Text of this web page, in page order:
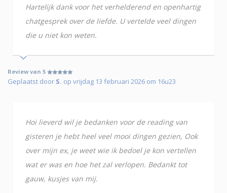
Hartelijk dank voor het verhelderend en openhartig
chatgesprek over de liefde. U vertelde veel dingen
die u niet kon weten.
Review van 5
Geplaatst door S. op vrijdag 13 februari 2026 om 16u23
Hoi lieverd wil je bedanken voor de reading van
gisteren je hebt heel veel mooi dingen gezien, Ook
over mijn ex, je weet wie ik bedoel je kon vertellen
wat er was en hoe het zal verlopen. Bedankt tot
gauw, kusjes van mij.